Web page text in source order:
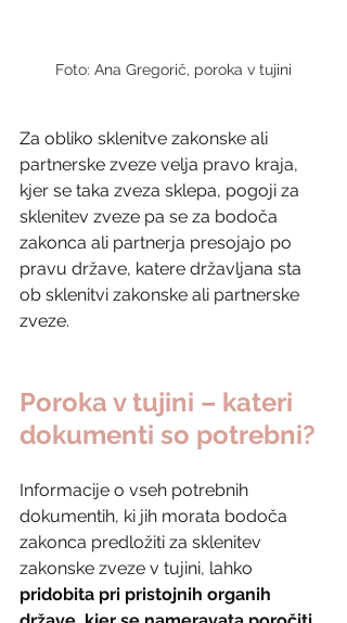
Foto: Ana Gregorič, poroka v tujini
Za obliko sklenitve zakonske ali
partnerske zveze velja pravo kraja,
kjer se taka zveza sklepa, pogoji za
sklenitev zveze pa se za bodoča
zakonca ali partnerja presojajo po
pravu države, katere državljana sta
ob sklenitvi zakonske ali partnerske
zveze.
Poroka v tujini – kateri
dokumenti so potrebni?
Informacije o vseh potrebnih
dokumentih, ki jih morata bodoča
zakonca predložiti za sklenitev
zakonske zveze v tujini, lahko
pridobita pri pristojnih organih